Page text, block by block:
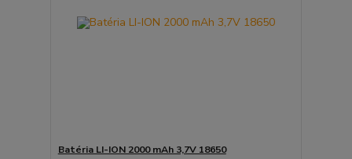
Batéria LI-ION 2000 mAh 3,7V 18650